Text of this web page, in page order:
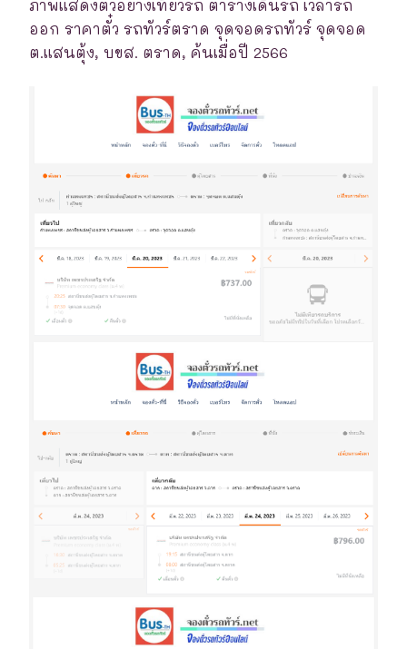
ภาพแสดงตัวอย่างเที่ยวรถ ตารางเดินรถ เวลารถ
ออก ราคาตั๋ว รถทัวร์ตราด จุดจอดรถทัวร์ จุดจอด
ต.แสนตุ้ง, บขส. ตราด, ค้นเมื่อปี 2566